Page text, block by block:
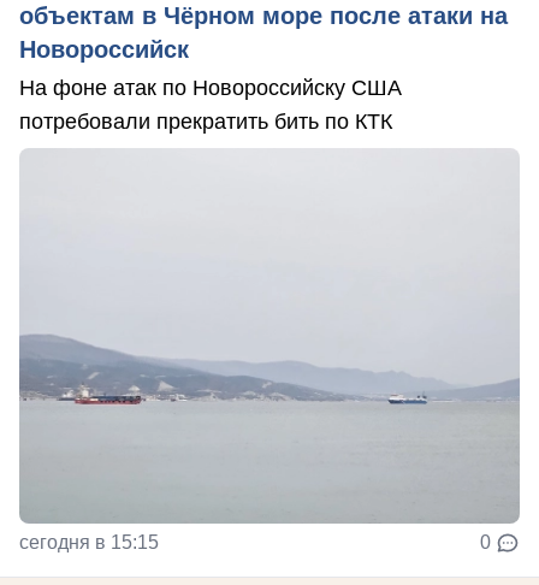
объектам в Чёрном море после атаки на
Новороссийск
На фоне атак по Новороссийску США
потребовали прекратить бить по КТК
сегодня в 15:15 0